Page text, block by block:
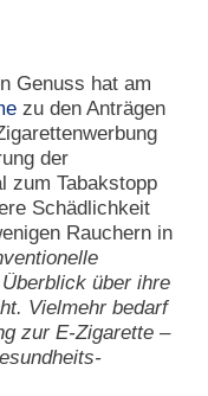
Genuss hat am
zu den Anträgen
der
zum Tabakstopp
Schädlichkeit
Rauchern in
über ihre
Vielmehr bedarf
zur E-Zigarette –